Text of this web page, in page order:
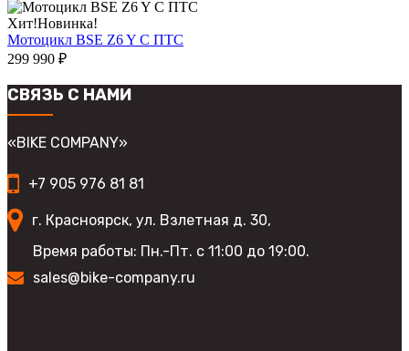
выбрать
на
странице
товара.
несколько
вариаций.
Опции
можно
выбрать
на
странице
товара.
Хит!Новинка!
Мотоцикл BSE Z6 Y С ПТС
299 990 ₽
СВЯЗЬ С НАМИ
«BIKE COMPANY»
+7 905 976 81 81
г. Красноярск, ул. Взлетная д. 30,
Время работы: Пн.-Пт. с 11:00 до 19:00.
sales@bike-company.ru